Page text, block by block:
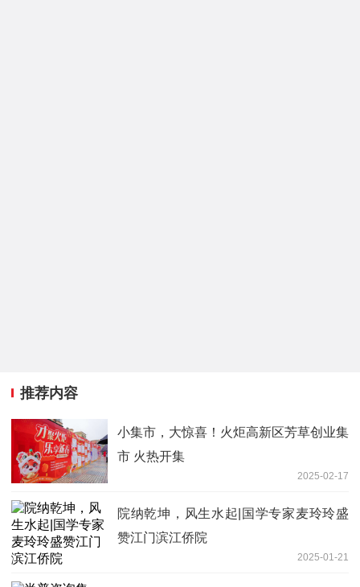
推荐内容
小集市，大惊喜！火炬高新区芳草创业集
市 火热开集
2025-02-17
院纳乾坤，风生水起|国学专家麦玲玲盛
赞江门滨江侨院
2025-01-21